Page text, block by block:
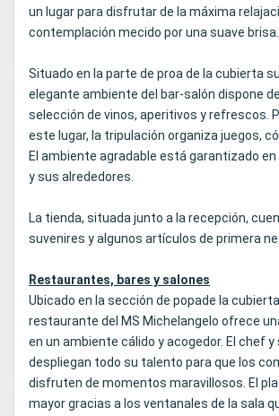
un lugar para disfrutar de la máxima
contemplación mecido por una suave brisa.
Situado en la parte de proa de la cubierta
elegante ambiente del bar-salón dispone
selección de vinos, aperitivos y refrescos.
este lugar, la tripulación organiza juegos,
El ambiente agradable está garantizado en
y sus alrededores.
La tienda, situada junto a la recepción,
suvenires y algunos artículos de primera
Restaurantes, bares y salones
Ubicado en la sección de popade la
restaurante del MS Michelangelo ofrece
en un ambiente cálido y acogedor. El chef y
despliegan todo su talento para que los
disfruten de momentos maravillosos. El
mayor gracias a los ventanales de la sala